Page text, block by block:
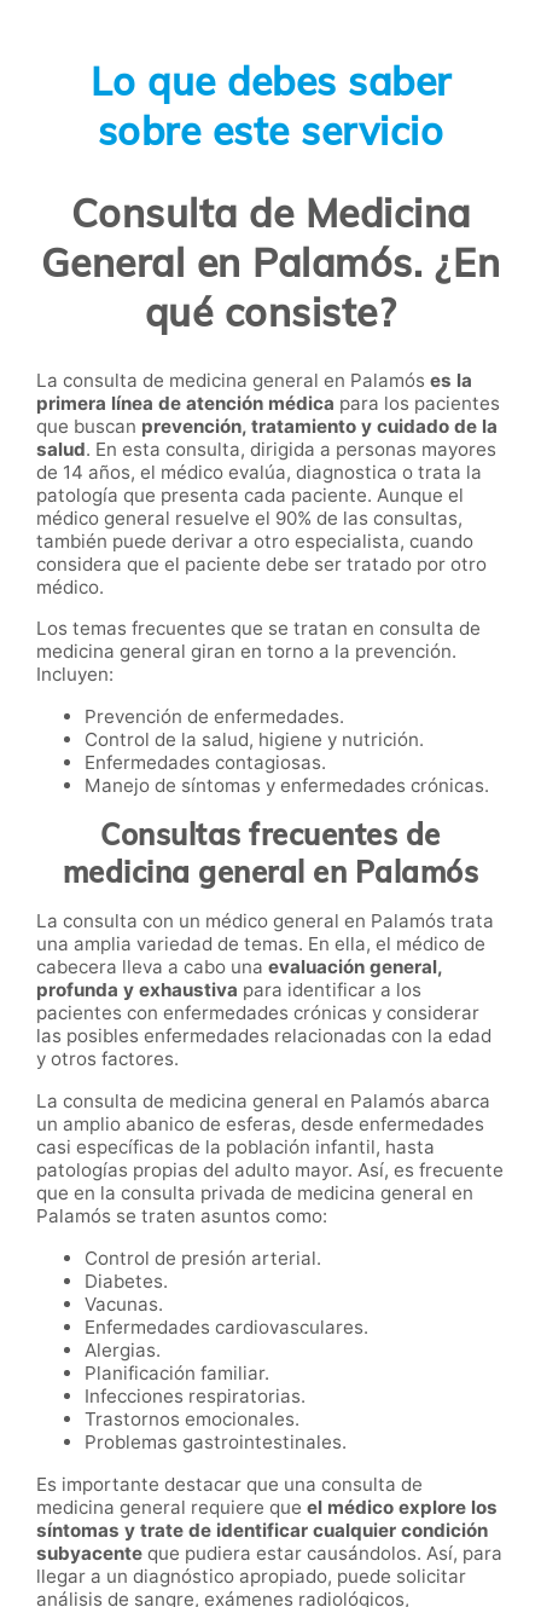
Lo que debes saber
sobre este servicio
Consulta de Medicina
General en Palamós. ¿En
qué consiste?
La consulta de medicina general en Palamós es la
primera línea de atención médica para los pacientes
que buscan prevención, tratamiento y cuidado de la
salud. En esta consulta, dirigida a personas mayores
de 14 años, el médico evalúa, diagnostica o trata la
patología que presenta cada paciente. Aunque el
médico general resuelve el 90% de las consultas,
también puede derivar a otro especialista, cuando
considera que el paciente debe ser tratado por otro
médico.
Los temas frecuentes que se tratan en consulta de
medicina general giran en torno a la prevención.
Incluyen:
Prevención de enfermedades.
Control de la salud, higiene y nutrición.
Enfermedades contagiosas.
Manejo de síntomas y enfermedades crónicas.
Consultas frecuentes de
medicina general en Palamós
La consulta con un médico general en Palamós trata
una amplia variedad de temas. En ella, el médico de
cabecera lleva a cabo una evaluación general,
profunda y exhaustiva para identificar a los
pacientes con enfermedades crónicas y considerar
las posibles enfermedades relacionadas con la edad
y otros factores.
La consulta de medicina general en Palamós abarca
un amplio abanico de esferas, desde enfermedades
casi específicas de la población infantil, hasta
patologías propias del adulto mayor. Así, es frecuente
que en la consulta privada de medicina general en
Palamós se traten asuntos como:
Control de presión arterial.
Diabetes.
Vacunas.
Enfermedades cardiovasculares.
Alergias.
Planificación familiar.
Infecciones respiratorias.
Trastornos emocionales.
Problemas gastrointestinales.
Es importante destacar que una consulta de
medicina general requiere que el médico explore los
síntomas y trate de identificar cualquier condición
subyacente que pudiera estar causándolos. Así, para
llegar a un diagnóstico apropiado, puede solicitar
análisis de sangre, exámenes radiológicos,